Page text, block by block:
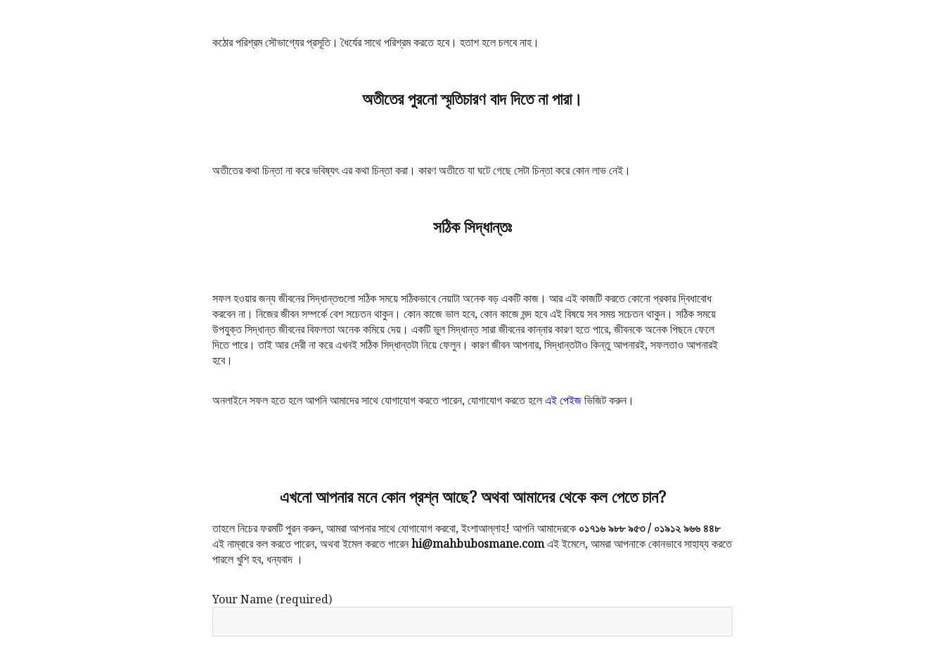
কঠোর পরিশ্রম সৌভাগ্যের প্রসূতি। ধৈর্যের সাথে পরিশ্রম করতে হবে। হতাশ হলে চলবে নাহ।
অতীতের পুরনো স্মৃতিচারণ বাদ দিতে না পারা।
অতীতের কথা চিন্তা না করে ভবিষ্যৎ এর কথা চিন্তা করা। কারণ অতীতে যা ঘটে গেছে সেটা চিন্তা করে কোন লাভ নেই।
সঠিক সিদ্ধান্তঃ
সফল হওয়ার জন্য জীবনের সিদ্ধান্তগুলো সঠিক সময়ে সঠিকভাবে নেয়াটা অনেক বড় একটি কাজ। আর এই কাজটি করতে কোনো প্রকার দ্বিধাবোধ
করবেন না। নিজের জীবন সম্পর্কে বেশ সচেতন থাকুন। কোন কাজে ভাল হবে, কোন কাজে মন্দ হবে এই বিষয়ে সব সময় সচেতন থাকুন। সঠিক সময়ে
উপযুক্ত সিদ্ধান্ত জীবনের বিফলতা অনেক কমিয়ে দেয়। একটি ভুল সিদ্ধান্ত সারা জীবনের কান্নার কারণ হতে পারে, জীবনকে অনেক পিছনে ফেলে
দিতে পারে। তাই আর দেরী না করে এখনই সঠিক সিদ্ধান্তটা নিয়ে ফেলুন। কারণ জীবন আপনার, সিদ্ধান্তটাও কিন্তু আপনারই, সফলতাও আপনারই
হবে।
অনলাইনে সফল হতে হলে আপনি আমাদের সাথে যোগাযোগ করতে পারেন, যোগাযোগ করতে হলেএই পেইজভিজিট করুন।
এখনো আপনার মনে কোন প্রশ্ন আছে? অথবা আমাদের থেকে কল পেতে চান?
তাহলে নিচের ফরমটি পুরন করুন, আমরা আপনার সাথে যোগাযোগ করবো, ইংশাআল্লাহ! আপনি আমাদেরকে ০১৭১৬ ৯৮৮ ৯৫৩ / ০১৯১২ ৯৬৬ ৪৪৮
এই নাম্বারে কল করতে পারেন, অথবা ইমেল করতে পারেনhi@mahbubosmane.comএই ইমেলে, আমরা আপনাকে কোনভাবে সাহায্য করতে
পারলে খুশি হব, ধন্যবাদ ।
Your Name (required)